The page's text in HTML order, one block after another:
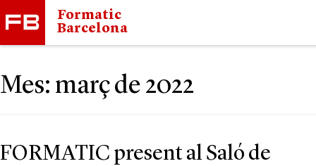
Formatic
Barcelona
Mes: març de 2022
FORMATIC present al Saló de